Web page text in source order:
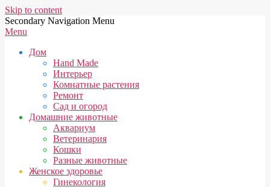
Skip to content
Secondary Navigation Menu
Menu
Дом
Hand Made
Интерьер
Комнатные растения
Ремонт
Сад и огород
Домашние животные
Аквариум
Ветеринария
Кошки
Разные животные
Женское здоровье
Гинекология